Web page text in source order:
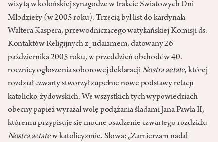
wizytą w kolońskiej synagodze w trakcie Światowych Dni
Młodzieży (w 2005 roku). Trzecią był list do kardynała
Waltera Kaspera, przewodniczącego watykańskiej Komisji ds.
Kontaktów Religijnych z Judaizmem, datowany 26
października 2005 roku, w przeddzień obchodów 40.
rocznicy ogłoszenia soborowej deklaracjiNostra aetate, której
rozdział czwarty stworzył zupełnie nowe podstawy relacji
katolicko-żydowskich. We wszystkich tych wypowiedziach
obecny papież wyrażał wolę podążania śladami Jana Pawła II,
któremu przypisuje się mocne osadzenie czwartego rozdziału
Nostra aetatew katolicyzmie. Słowa: „Zamierzam nadal